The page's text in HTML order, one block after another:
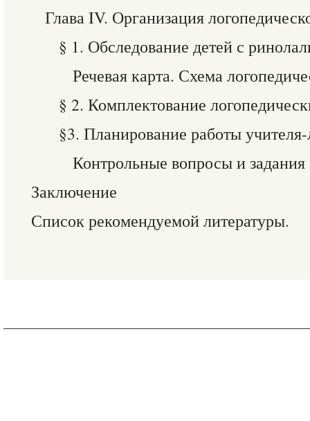
Глава IV. Организация
§ 1. Обследование детей с
Речевая карта. Схема
§ 2. Комплектование
§3. Планирование работы
Контрольные вопросы и задания
Заключение
Список рекомендуемой литературы.